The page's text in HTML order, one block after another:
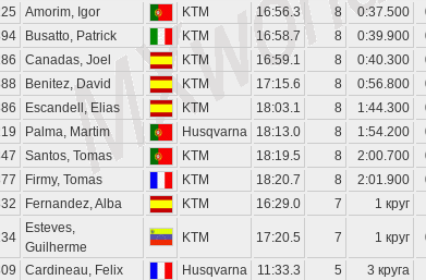
Amorim, Igor KTM 16:56.3 8 0:37.500
Busatto, Patrick KTM 16:58.7 8 0:39.900
Canadas, Joel KTM 16:59.1 8 0:40.300
Benitez, David KTM 17:15.6 8 0:56.800
Escandell, Elias KTM 18:03.1 8 1:44.300
Palma, Martim Husqvarna 18:13.0 8 1:54.200
Santos, Tomas KTM 18:19.5 8 2:00.700
Firmy, Tomas KTM 18:20.7 8 2:01.900
Fernandez, Alba KTM 16:29.0 7 1 круг
Esteves,
Guilherme
KTM 17:20.5 7 1 круг
Cardineau, Felix Husqvarna 11:33.3 5 3 круга